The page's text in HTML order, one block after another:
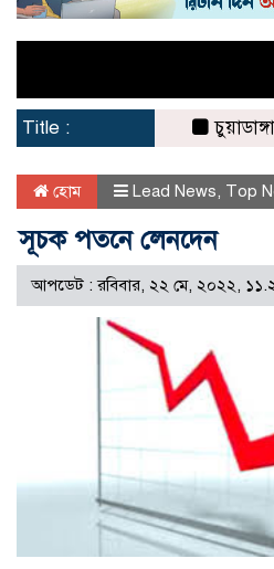
Title :
হোম Lead News Top
সূচক পতনে লেনদেন
আপডেট : রবিবার, ২২ মে, ২০২২,